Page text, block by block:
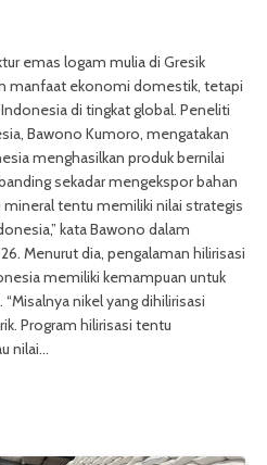
emas logam mulia di Gresik
manfaat ekonomi domestik, tetapi
di tingkat global. Peneliti
Bawono Kumoro, mengatakan
menghasilkan produk bernilai
sekadar mengekspor bahan
mineral tentu memiliki nilai strategis
kata Bawono dalam
Menurut dia, pengalaman hilirisasi
memiliki kemampuan untuk
nikel yang dihilirisasi
Program hilirisasi tentu
nilai…